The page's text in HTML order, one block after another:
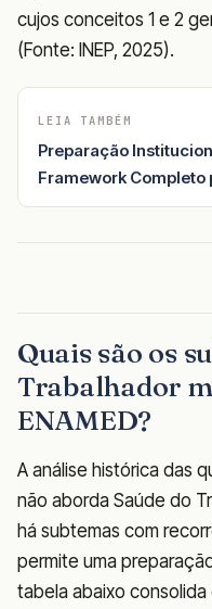
cujos conceitos 1 e 2
(Fonte: INEP, 2025).
LEIA TAMBÉM
Preparação
Framework Completo
Quais são os
Trabalhador
ENAMED?
A análise histórica das
não aborda Saúde do
há subtemas com
permite uma
tabela abaixo